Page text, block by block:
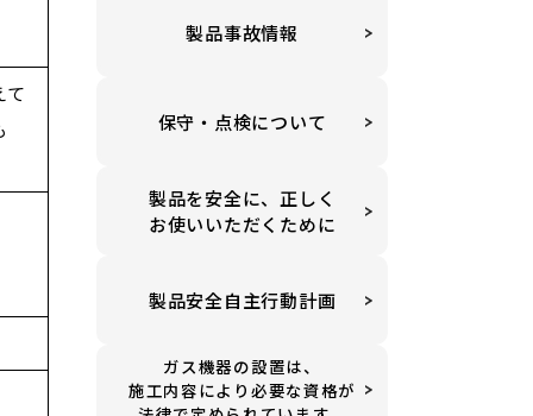
て
製品事故情報
保守・点検について
製品を安全に、正しく
お使いいただくために
製品安全自主行動計画
ガス機器の設置は、
施工内容により必要な資格が